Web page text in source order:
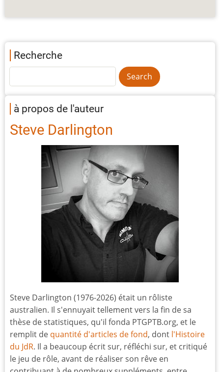
Recherche
à propos de l'auteur
Steve Darlington
Steve Darlington (1976-2026) était un rôliste
australien. Il s'ennuyait tellement vers la fin de sa
thèse de statistiques, qu'il fonda PTGPTB.org, et le
remplit de quantité d'articles de fond, dont l'Histoire
du JdR. Il a beaucoup écrit sur, réfléchi sur, et critiqué
le jeu de rôle, avant de réaliser son rêve en